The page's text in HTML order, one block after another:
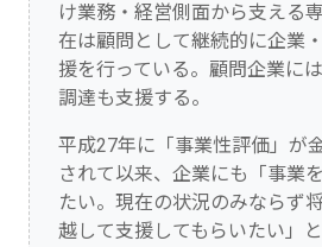
け業務・経営側面から支える
在は顧問として継続的に企業
援を行っている。顧問企業に
調達も支援する。
平成27年に「事業性評価」が
されて以来、企業にも「事業
たい。現在の状況のみならず
越して支援してもらいたい」